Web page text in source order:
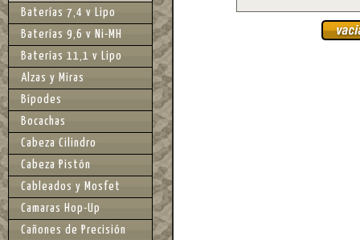
Baterías 7,4 v Lipo
Baterías 9,6 v Ni-MH
Baterías 11,1 v Lipo
Alzas y Miras
Bípodes
Bocachas
Cabeza Cilindro
Cabeza Pistón
Cableados y Mosfet
Camaras Hop-Up
Cañones de Precisión